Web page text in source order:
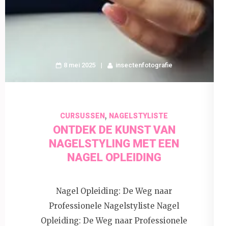
8 mei 2025 insectenfotografie
CURSUSSEN , NAGELSTYLISTE
ONTDEK DE KUNST VAN
NAGELSTYLING MET EEN
NAGEL OPLEIDING
Nagel Opleiding: De Weg naar
Professionele Nagelstyliste Nagel
Opleiding: De Weg naar Professionele